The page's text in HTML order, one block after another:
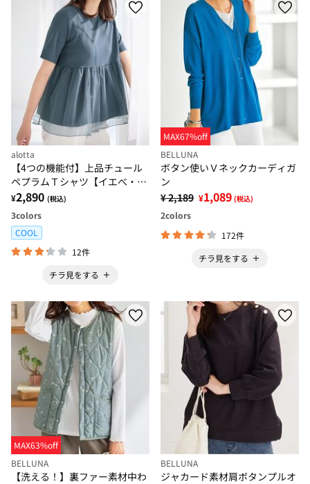
alotta
【4つの機能付】上品チュール
ペプラムＴシャツ【イエべ・ブ
ルべ】
¥2,890 (税込)
3colors
COOL
12件
チラ見をする
MAX67%off
BELLUNA
ボタン使いＶネックカーディガ
ン
¥ 2,189 ¥1,089 (税込)
2colors
172件
チラ見をする
MAX63%off
BELLUNA
【洗える！】裏ファー素材中わ
BELLUNA
ジャカード素材肩ボタンプルオ